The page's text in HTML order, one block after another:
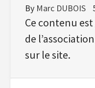
By Marc DUBOIS
Ce contenu
de
sur le site.